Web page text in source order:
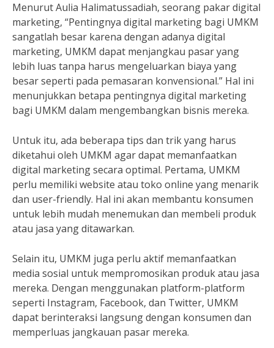
Menurut Aulia Halimatussadiah, seorang pakar digital
marketing, “Pentingnya digital marketing bagi UMKM
sangatlah besar karena dengan adanya digital
marketing, UMKM dapat menjangkau pasar yang
lebih luas tanpa harus mengeluarkan biaya yang
besar seperti pada pemasaran konvensional.” Hal ini
menunjukkan betapa pentingnya digital marketing
bagi UMKM dalam mengembangkan bisnis mereka.
Untuk itu, ada beberapa tips dan trik yang harus
diketahui oleh UMKM agar dapat memanfaatkan
digital marketing secara optimal. Pertama, UMKM
perlu memiliki website atau toko online yang menarik
dan user-friendly. Hal ini akan membantu konsumen
untuk lebih mudah menemukan dan membeli produk
atau jasa yang ditawarkan.
Selain itu, UMKM juga perlu aktif memanfaatkan
media sosial untuk mempromosikan produk atau jasa
mereka. Dengan menggunakan platform-platform
seperti Instagram, Facebook, dan Twitter, UMKM
dapat berinteraksi langsung dengan konsumen dan
memperluas jangkauan pasar mereka.